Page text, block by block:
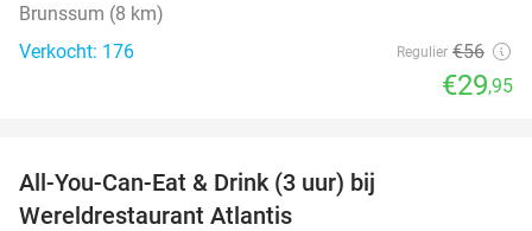
Brunssum (8 km)
Verkocht: 176
Regulier €56
€29,95
All-You-Can-Eat & Drink (3 uur) bij
Wereldrestaurant Atlantis